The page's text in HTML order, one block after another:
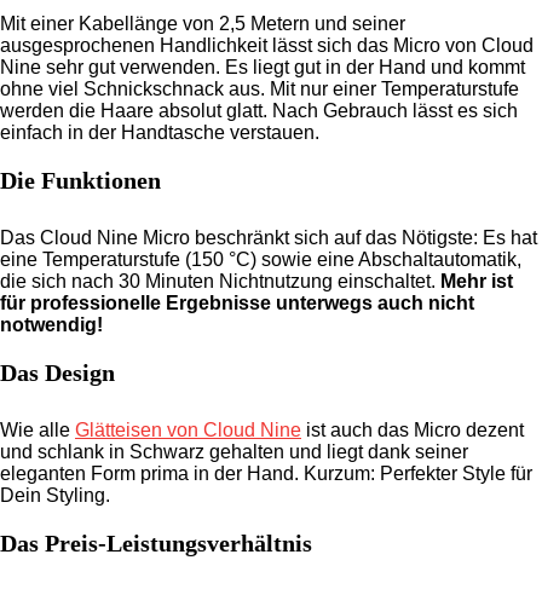
Mit einer Kabellänge von 2,5 Metern und seiner
ausgesprochenen Handlichkeit lässt sich das Micro von Cloud
Nine sehr gut verwenden. Es liegt gut in der Hand und kommt
ohne viel Schnickschnack aus. Mit nur einer Temperaturstufe
werden die Haare absolut glatt. Nach Gebrauch lässt es sich
einfach in der Handtasche verstauen.
Die Funktionen
Das Cloud Nine Micro beschränkt sich auf das Nötigste: Es hat
eine Temperaturstufe (150 °C) sowie eine Abschaltautomatik,
die sich nach 30 Minuten Nichtnutzung einschaltet. Mehr ist
für professionelle Ergebnisse unterwegs auch nicht
notwendig!
Das Design
Wie alle Glätteisen von Cloud Nine ist auch das Micro dezent
und schlank in Schwarz gehalten und liegt dank seiner
eleganten Form prima in der Hand. Kurzum: Perfekter Style für
Dein Styling.
Das Preis-Leistungsverhältnis